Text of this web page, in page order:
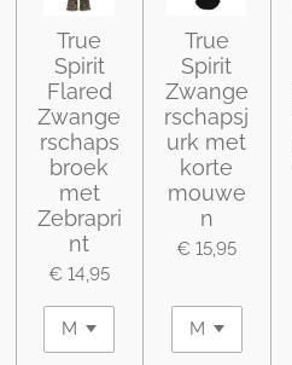
True
Spirit
Flared
Zwange
rschaps
broek
met
Zebrapri
nt
€ 14,95
True
Spirit
Zwange
rschapsj
urk met
korte
mouwe
n
€ 15,95